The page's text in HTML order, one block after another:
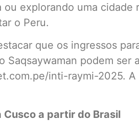
ou explorando uma cidade
o Peru.
que os ingressos
Saqsaywaman podem ser
inti-raymi-2025. A
Cusco a partir do Brasil